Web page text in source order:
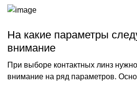
На какие параметры
внимание
При выборе контактных линз
внимание на ряд параметров.